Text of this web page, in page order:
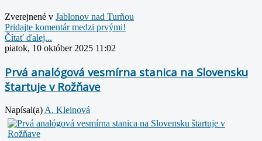
Zverejnené v Jablonov nad Turňou
Pridajte komentár medzi prvými!
Čítať ďalej...
piatok, 10 október 2025 11:02
Prvá analógová vesmírna stanica na Slovensku
štartuje v Rožňave
Napísal(a) A. Kleinová